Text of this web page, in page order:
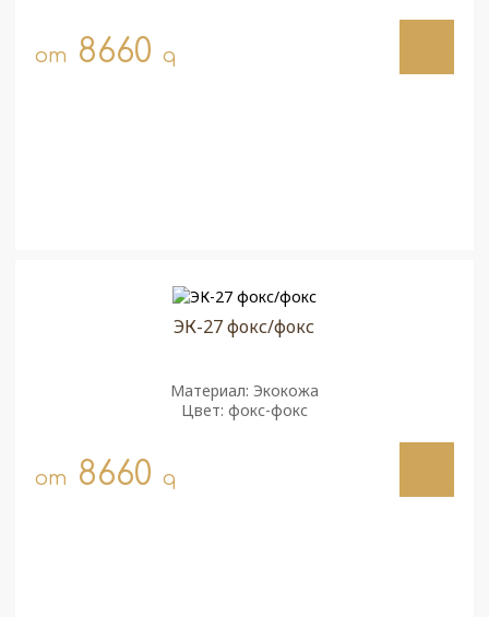
от 8660 q
ЭК-27 фокс/фокс
Материал: Экокожа
Цвет: фокс-фокс
от 8660 q